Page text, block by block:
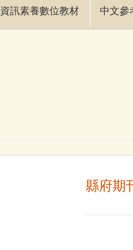
資訊素養數位教材 中文參
縣府期